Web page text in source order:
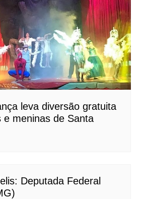
leva diversão gratuita
e meninas de Santa
Deputada Federal